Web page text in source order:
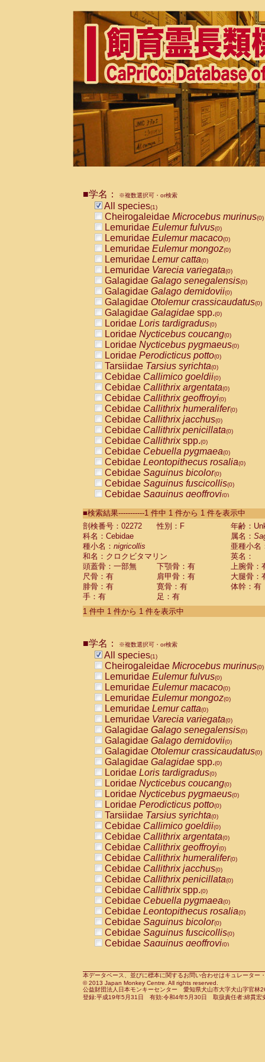
■学名： ※複数選択可・or検索
All species(1)
Cheirogaleidae Microcebus murinus(0)
Lemuridae Eulemur fulvus(0)
Lemuridae Eulemur macaco(0)
Lemuridae Eulemur mongoz(0)
Lemuridae Lemur catta(0)
Lemuridae Varecia variegata(0)
Galagidae Galago senegalensis(0)
Galagidae Galago demidovii(0)
Galagidae Otolemur crassicaudatus(0)
Galagidae Galagidae spp.(0)
Loridae Loris tardigradus(0)
Loridae Nycticebus coucang(0)
Loridae Nycticebus pygmaeus(0)
Loridae Perodicticus potto(0)
Tarsiidae Tarsius syrichta(0)
Cebidae Callimico goeldii(0)
Cebidae Callithrix argentata(0)
Cebidae Callithrix geoffroyi(0)
Cebidae Callithrix humeralifer(0)
Cebidae Callithrix jacchus(0)
Cebidae Callithrix penicillata(0)
Cebidae Callithrixspp.(0)
Cebidae Cebuella pygmaea(0)
Cebidae Leontopithecus rosalia(0)
Cebidae Saguinus bicolor(0)
Cebidae Saguinus fuscicollis(0)
Cebidae Saguinus geoffroyi(0)
CebidaeSaguinus labiatus(0)
Cebidae Saguinus leucopus (0)
Cebidae
CebidaeSaguinus mystax
CebidaeSaguinus nigricollis (1)
Cebidae Saguinus oedipus
Cebidae Saguinus weddelli
Cebidae Saguinusspp.
Cebidae Aotus trivirgatus
Cebidae Cebus albifrons
CebidaeCebus nigrivittatus
CebidaeCebus
CebidaeSaimiri boliviensis(0)
CebidaeSaimiri sciureus(0)
AtelidaeAlouatta caraya(0)
AtelidaeAlouatta fusca(0)
AtelidaeAlouatta seniculus
AtelidaeAlouattaspp.(0)
AtelidaeAteles belzebuth(0)
AtelidaeAteles geoffroyi(0)
AtelidaeAteles paniscus(0)
AtelidaeAtelesspp.(0)
Atelidae Lagothrix lagothricha
AtelidaeLagothrix lagothricha cana
PitheciidaeCacajao calvus
PitheciidaeCallicebus cupreus
PitheciidaeCallicebus donacophilus
PitheciidaeCallicebus moloch
PitheciidaeCallicebus torquatus
PitheciidaeCallicebusspp.(0)
PitheciidaeChiropotes satanas(0)
PitheciidaePithecia monachus
PitheciidaePithecia pithecia(0)
CercopithecidaeCercocebus agilis
CercopithecidaeCercocebus
CercopithecidaeCercocebus
CercopithecidaeCercocebus
CercopithecidaeCercocebus
CercopithecidaeCercocebushybrid
CercopithecidaePapio anubis(0)
CercopithecidaePapio cynocephalus
CercopithecidaePapio hamadryas(0)
■検索結果-----------1 件中 1 件から 1 件を表示中
剖検番号：02272
性別：F
年齢：
科名：Cebidae
属名：
種小名： nigricollis
亜種小名
和名：クロクビタマリン
英名：
頭蓋骨：一部無
下顎骨：有
上腕骨：
尺骨：有
肩甲骨：有
大腿骨：
腓骨：有
寛骨：有
体幹：有
手：有
足：有
1 件中 1 件から 1 件を表示中
■学名： ※複数選択可・or検索
All species(1)
Cheirogaleidae Microcebus murinus(0)
Lemuridae Eulemur fulvus(0)
Lemuridae Eulemur macaco(0)
Lemuridae Eulemur mongoz(0)
Lemuridae Lemur catta(0)
Lemuridae Varecia variegata(0)
Galagidae Galago senegalensis(0)
Galagidae Galago demidovii(0)
Galagidae Otolemur crassicaudatus(0)
Galagidae Galagidae spp.(0)
Loridae Loris tardigradus(0)
Loridae Nycticebus coucang(0)
Loridae Nycticebus pygmaeus(0)
Loridae Perodicticus potto(0)
Tarsiidae Tarsius syrichta(0)
Cebidae Callimico goeldii(0)
Cebidae Callithrix argentata(0)
Cebidae Callithrix geoffroyi(0)
Cebidae Callithrix humeralifer(0)
Cebidae Callithrix jacchus(0)
Cebidae Callithrix penicillata(0)
Cebidae Callithrixspp.(0)
Cebidae Cebuella pygmaea(0)
Cebidae Leontopithecus rosalia(0)
Cebidae Saguinus bicolor(0)
Cebidae Saguinus fuscicollis(0)
Cebidae Saguinus geoffroyi(0)
CebidaeSaguinus leucopus(0)
CebidaeSaguinus midas(0)
Cebidae Saguinus mystax(0)
本データベース、並びに標本に関するお問い合わせはキュレータ
© 2013 Japan Monkey Centre. All rights reserved.
公益財団法人日本モンキーセンター 愛知県犬山市大字犬山字官
登録:平成19年5月31日 有効:令和4年5月30日 取扱責任者:綿貫宏